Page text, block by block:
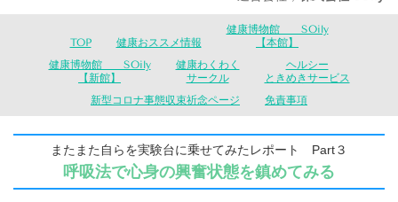
TOP 健康おススメ情報
健康博物館 SOily
【本館】
健康博物館 SOily
【新館】
健康わくわく
サークル
ヘルシー
ときめきサービス
新型コロナ事態収束祈念ページ
免責事項
またまた自らを実験台に乗せてみたレポート Part３
呼吸法で心身の興奮状態を鎮めてみる